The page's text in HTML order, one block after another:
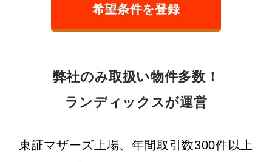
希望条件を登録
弊社のみ取扱い物件多数！
ランディックスが運営
東証マザーズ上場、年間取引数300件以上